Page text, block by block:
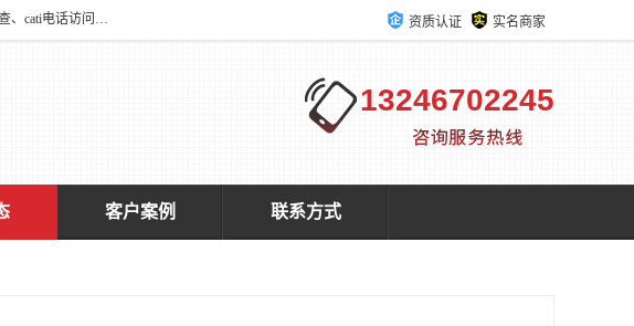
深圳大宋咨询有限公司2016年于深圳市宝安区新安街道海旺社区成立。主要经营：市场信息咨询、大数据调研、、在线调研、问卷调查、cati电话访问、神秘顾客调查、广告效果评估、消费者调查、大数据采集分析等，从事广告业务、国内贸易、数据采集、数据处理；公共文明测评。 资质认证 实名商家
13246702245
客户案例 联系方式